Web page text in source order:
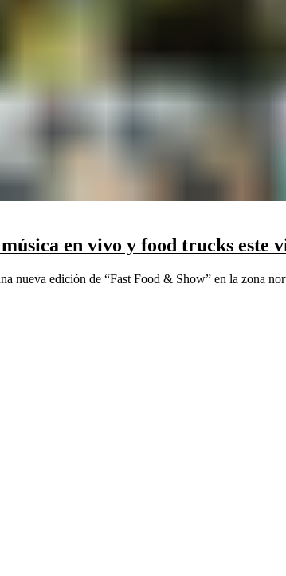
en vivo y food trucks
nueva edición de “Fast Food & Show” en la zona